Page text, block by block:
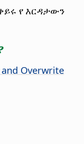
የ እርዳታውን
Overwrite